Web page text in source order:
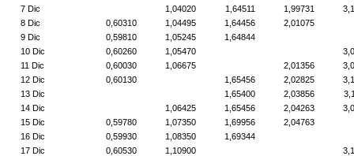
7 Dic
1,04020 1,64511 1,99731
8 Dic
0,60310 1,04495 1,64456
2,01075
9 Dic
0,59810 1,05245
1,64844
10 Dic
0,60260 1,05470
11 Dic
0,60030 1,06675 2,01356
12 Dic
0,60130 1,65456 2,02825
13 Dic
1,65400 2,03856
14 Dic
1,06425 1,65456 2,04263
15 Dic
0,59780 1,07350 1,69956
2,04763
16 Dic
0,59930 1,08350
1,69344
17 Dic
0,60530 1,10900